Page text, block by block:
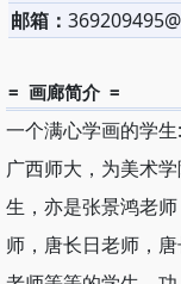
邮箱：
= 画廊简介 =
一个满心学画的学
广西师大，为美术
生，亦是张景鸿老
师，唐长日老师，